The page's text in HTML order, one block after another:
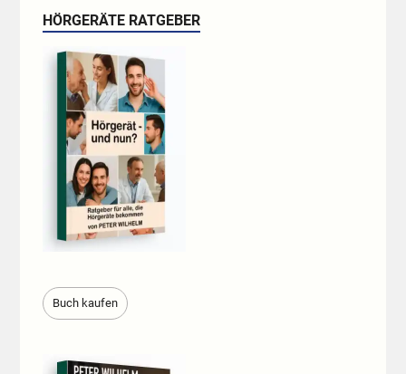
HÖRGERÄTE RATGEBER
Buch kaufen